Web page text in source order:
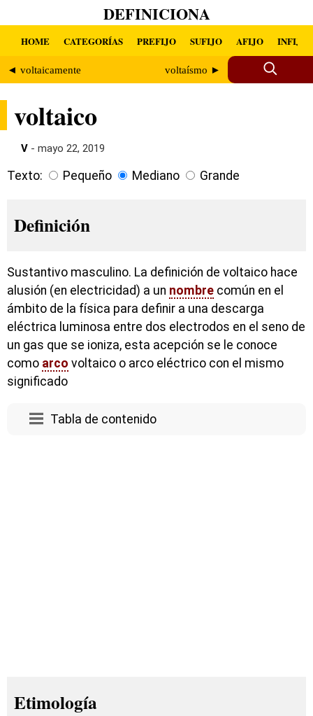
DEFINICIONA
HOME CATEGORÍAS PREFIJO SUFIJO AFIJO INFIJO
◄ voltaicamente voltaísmo ►
voltaico
V - mayo 22, 2019
Texto: Pequeño Mediano Grande
Definición
Sustantivo masculino. La definición de voltaico hace
alusión (en electricidad) a un nombre común en el
ámbito de la física para definir a una descarga
eléctrica luminosa entre dos electrodos en el seno de
un gas que se ioniza, esta acepción se le conoce
como arco voltaico o arco eléctrico con el mismo
significado
Tabla de contenido
Etimología